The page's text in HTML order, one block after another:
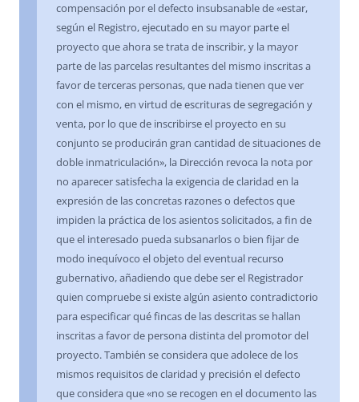
compensación por el defecto insubsanable de «estar,
según el Registro, ejecutado en su mayor parte el
proyecto que ahora se trata de inscribir, y la mayor
parte de las parcelas resultantes del mismo inscritas a
favor de terceras personas, que nada tienen que ver
con el mismo, en virtud de escrituras de segregación y
venta, por lo que de inscribirse el proyecto en su
conjunto se producirán gran cantidad de situaciones de
doble inmatriculación», la Dirección revoca la nota por
no aparecer satisfecha la exigencia de claridad en la
expresión de las concretas razones o defectos que
impiden la práctica de los asientos solicitados, a fin de
que el interesado pueda subsanarlos o bien fijar de
modo inequívoco el objeto del eventual recurso
gubernativo, añadiendo que debe ser el Registrador
quien compruebe si existe algún asiento contradictorio
para especificar qué fincas de las descritas se hallan
inscritas a favor de persona distinta del promotor del
proyecto. También se considera que adolece de los
mismos requisitos de claridad y precisión el defecto
que considera que «no se recogen en el documento las